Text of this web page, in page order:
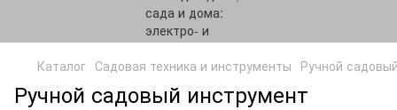
Каталог Садовая техника и инструменты Ручной
Ручной садовый инструмент